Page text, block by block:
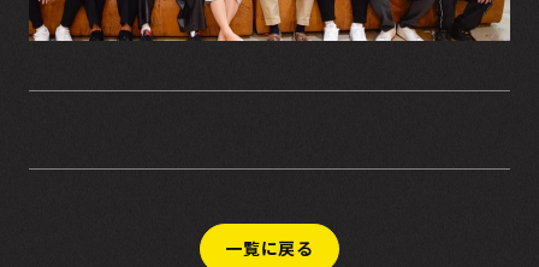
一覧に戻る